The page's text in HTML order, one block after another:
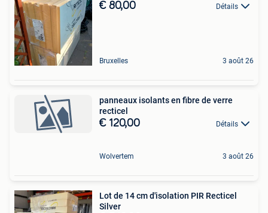
€ 80,00 Détails
Bruxelles 3 août 26
panneaux isolants en fibre de verre
recticel
€ 120,00 Détails
Wolvertem 3 août 26
Lot de 14 cm d'isolation PIR Recticel
Silver